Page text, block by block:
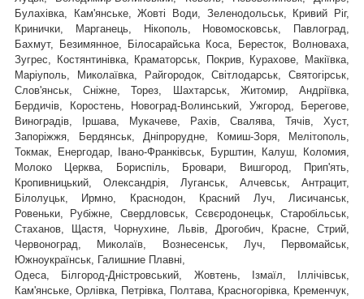
Булахівка, Кам'янське, Жовті Води, Зеленодольськ, Кривий Ріг,
Кринички, Марганець, Нікополь, Новомосковськ, Павлоград,
Бахмут, Безимянное, Білосарайська Коса, Бересток, Волноваха,
Зугрес, Костянтинівка, Краматорськ, Покрив, Курахове, Макіївка,
Маріуполь, Миколаївка, Райгородок, Світлодарськ, Святогірськ,
Слов'янськ, Сніжне, Торез, Шахтарськ, Житомир, Андріївка,
Бердичів, Коростень, Новоград-Волинський, Ужгород, Берегове,
Виноградів, Іршава, Мукачеве, Рахів, Свалява, Тячів, Хуст,
Запоріжжя, Бердянськ, Дніпрорудне, Комиш-Зоря, Мелітополь,
Токмак, Енергодар, Івано-Франківськ, Бурштин, Калуш, Коломия,
Молоко Церква, Бориспіль, Бровари, Вишгород, Прип'ять,
Кропивницький, Олександрія, Луганськ, Алчевськ, Антрацит,
Білолуцьк, Ирмно, Краснодон, Красний Луч, Лисичанськ,
Ровеньки, Рубіжне, Свердловськ, Сєвєродонецьк, Старобільськ,
Стаханов, Щастя, Чорнухине, Львів, Дрогобич, Красне, Стрий,
Червоноград,
Миколаїв, Вознесенськ, Луч, Первомайськ,
Южноукраїнськ, Галишние Плавні,
Одеса, Білгород-Дністровський, Жовтень, Ізмаїл, Іллічівськ,
Кам'янське, Орлівка, Петрівка, Полтава, Красногорівка, Кременчук,